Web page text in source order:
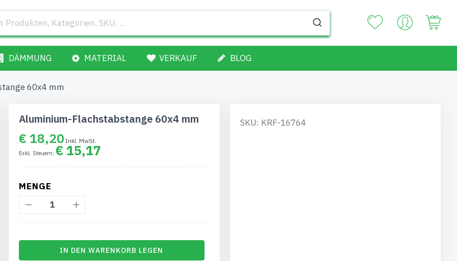
DÄMMUNG MATERIAL VERKAUF BLOG
60x4 mm
Aluminium-Flachstabstange 60x4 mm
€ 18,20
€ 15,17
MENGE
IN DEN WARENKORB LEGEN
SKU: KRF-16764